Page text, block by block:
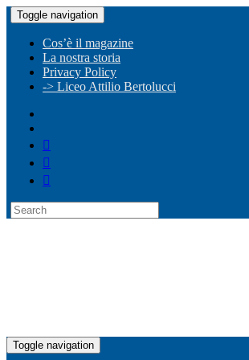
Toggle navigation
Cos’è il magazine
La nostra storia
Privacy Policy
-> Liceo Attilio Bertolucci
Toggle navigation